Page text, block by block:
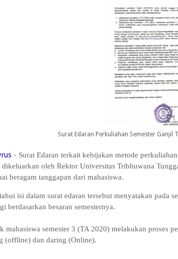
Surat Edaran Perkuliahan Semester Ganjil
- Surat Edaran terkait kebijakan metode
dikeluarkan oleh Rektor Universitas Tribhuwana
beragam tanggapan dari mahasiswa.
isi dalam surat edaran tersebut menyatakan pada
berdasarkan besaran semesternya.
mahasiswa semester 3 (TA 2020) melakukan proses
(offline) dan daring (Online).